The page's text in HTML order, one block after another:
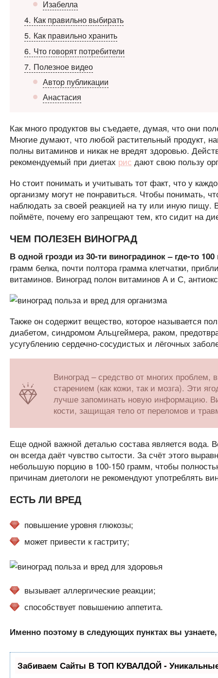
Изабелла
4 Как правильно выбирать
5 Как правильно хранить
6 Что говорят потребители
7 Полезное видео
Автор публикации
Анастасия
Как много продуктов вы съедаете, думая, что они
Многие думают, что любой растительный продукт,
полны витаминов и никак не вредят здоровью.
рекомендуемый при диетах рис дают свою пользу
Но стоит понимать и учитывать тот факт, что у
организму могут не понравиться. Чтобы понимать,
наблюдать за своей реакцией на ту или иную пищу.
поймёте, почему его запрещают тем, кто сидит на
ЧЕМ ПОЛЕЗЕН ВИНОГРАД
В одной грозди из 30-ти виноградинок – где-то
грамм белка, почти полтора грамма клетчатки,
витаминов. Виноград полон витаминов А и С,
Также он содержит вещество, которое называется
диабетом, синдромом Альцгеймера, раком,
усугублению сердечно-сосудистых и лёгочных
Виноград – средство от многих
старением (как кожи, так и мозга). Эти
лучше запоминать новую информацию.
кости, защищая тело от переломов и
Еще одной важной деталью состава является вода.
он всегда даёт чувство сытости. За счёт этого
небольшую порцию в 100-150 грамм, чтобы
причинам диетологи не рекомендуют употреблять
ЕСТЬ ЛИ ВРЕД
повышение уровня глюкозы;
может привести к гастриту;
вызывает аллергические реакции;
способствует повышению аппетита.
Именно поэтому в следующих пунктах вы
Забиваем Сайты В ТОП КУВАЛДОЙ - Уникальные